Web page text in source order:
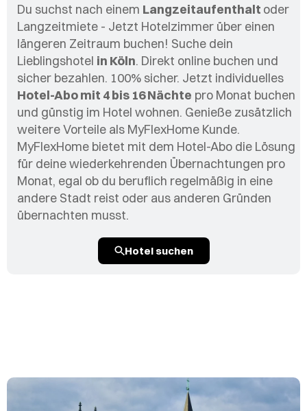
Du suchst nach einem Langzeitaufenthalt oder
Langzeitmiete - Jetzt Hotelzimmer über einen
längeren Zeitraum buchen! Suche dein
Lieblingshotel in Köln. Direkt online buchen und
sicher bezahlen. 100% sicher. Jetzt individuelles
Hotel-Abo mit 4 bis 16 Nächte pro Monat buchen
und günstig im Hotel wohnen. Genieße zusätzlich
weitere Vorteile als MyFlexHome Kunde.
MyFlexHome bietet mit dem Hotel-Abo die Lösung
für deine wiederkehrenden Übernachtungen pro
Monat, egal ob du beruflich regelmäßig in eine
andere Stadt reist oder aus anderen Gründen
übernachten musst.
Hotel suchen